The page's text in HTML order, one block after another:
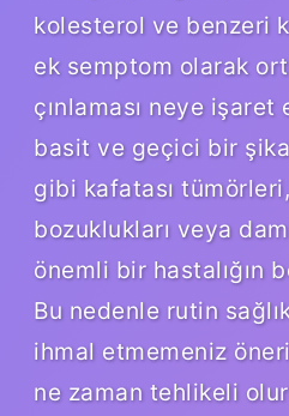
kolesterol ve benzeri
ek semptom olarak
çınlaması neye
basit ve geçici bir
gibi kafatası
bozuklukları veya
önemli bir hastalığın
Bu nedenle rutin
ihmal etmemeniz
ne zaman tehlikeli